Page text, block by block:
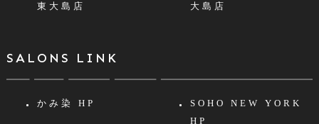
東大島店
大島店
SALONS LINK
かみ染 HP
SOHO NEW YORK
HP